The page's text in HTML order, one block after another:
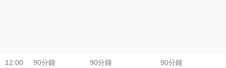
12:00 90分鐘 90分鐘 90分鐘